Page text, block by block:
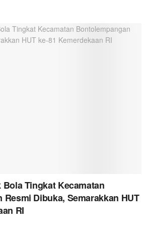
Bola Tingkat Kecamatan
Dibuka, Semarakkan HUT
RI